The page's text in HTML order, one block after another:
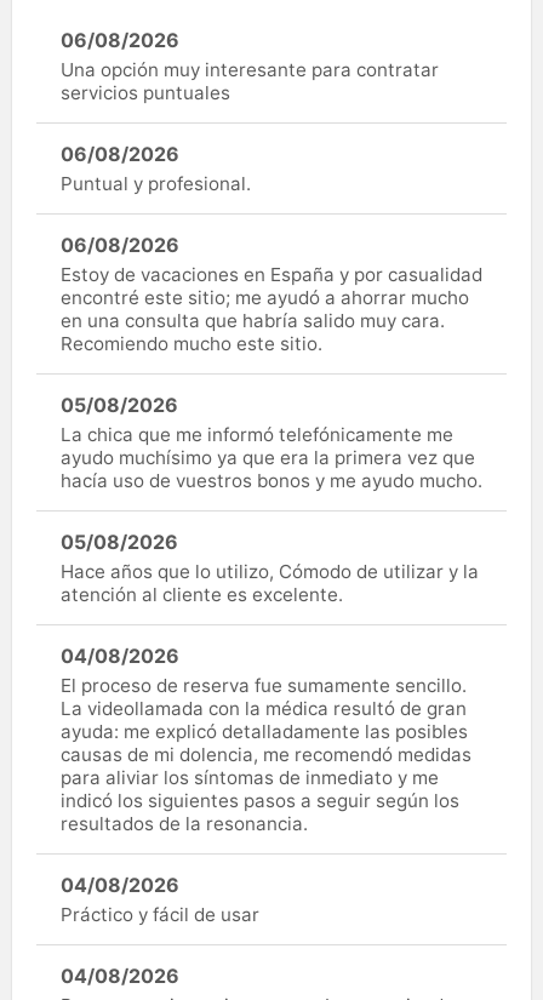
06/08/2026
Una opción muy interesante para contratar
servicios puntuales
06/08/2026
Puntual y profesional.
06/08/2026
Estoy de vacaciones en España y por casualidad
encontré este sitio; me ayudó a ahorrar mucho
en una consulta que habría salido muy cara.
Recomiendo mucho este sitio.
05/08/2026
La chica que me informó telefónicamente me
ayudo muchísimo ya que era la primera vez que
hacía uso de vuestros bonos y me ayudo mucho.
05/08/2026
Hace años que lo utilizo, Cómodo de utilizar y la
atención al cliente es excelente.
04/08/2026
El proceso de reserva fue sumamente sencillo.
La videollamada con la médica resultó de gran
ayuda: me explicó detalladamente las posibles
causas de mi dolencia, me recomendó medidas
para aliviar los síntomas de inmediato y me
indicó los siguientes pasos a seguir según los
resultados de la resonancia.
04/08/2026
Práctico y fácil de usar
04/08/2026